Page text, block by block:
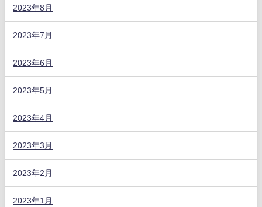
2023年8月
2023年7月
2023年6月
2023年5月
2023年4月
2023年3月
2023年2月
2023年1月